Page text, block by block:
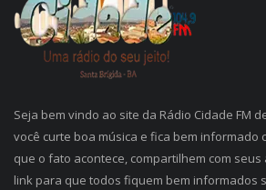
Seja bem vindo ao site da Rádio Cidade FM
você curte boa música e fica bem informado
que o fato acontece, compartilhem com
link para que todos fiquem bem informados